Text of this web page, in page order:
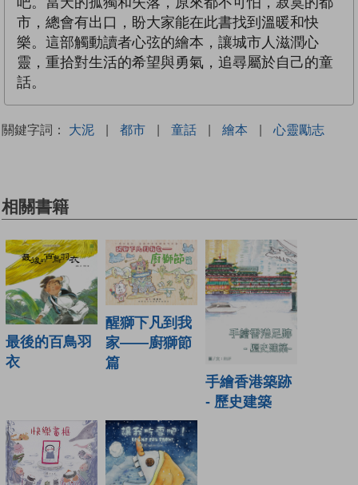
市，總會有出口，盼大家能在此書找到溫暖和快
樂。這部觸動讀者心弦的繪本，讓城市人滋潤心
靈，重拾對生活的希望與勇氣，追尋屬於自己的童
話。
關鍵字詞： 大泥 | 都市 | 童話 | 繪本 | 心靈勵志
相關書籍
最後的百鳥羽
衣
醒獅下凡到我
家——廚獅節
篇
手繪香港築跡
- 歷史建築